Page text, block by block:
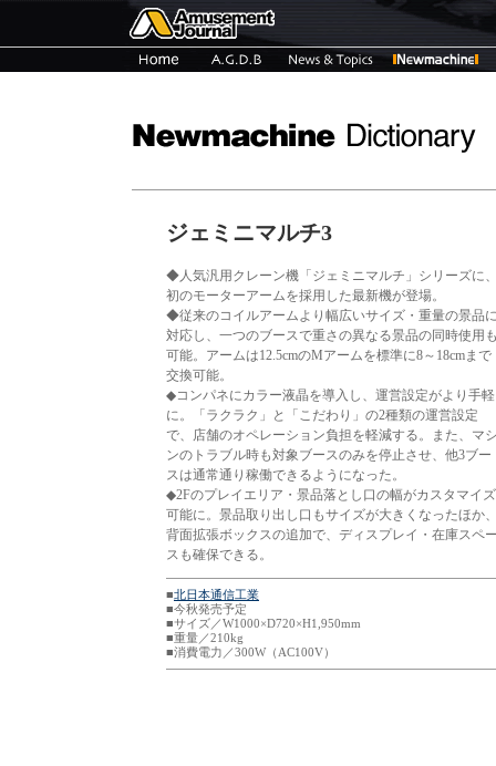
ジェミニマルチ3
◆人気汎用クレーン機「ジェミニマルチ」シリーズに
初のモーターアームを採用した最新機が登場。
◆従来のコイルアームより幅広いサイズ・重量の景品
対応し、一つのブースで重さの異なる景品の同時使用
可能。アームは12.5cmのMアームを標準に8～18cmまで
交換可能。
◆コンパネにカラー液晶を導入し、運営設定がより手軽
に。「ラクラク」と「こだわり」の2種類の運営設定
で、店舗のオペレーション負担を軽減する。また、マ
ンのトラブル時も対象ブースのみを停止させ、他3ブー
スは通常通り稼働できるようになった。
◆2Fのプレイエリア・景品落とし口の幅がカスタマイズ
可能に。景品取り出し口もサイズが大きくなったほか
背面拡張ボックスの追加で、ディスプレイ・在庫スペ
スも確保できる。
■北日本通信工業
■今秋発売予定
■サイズ／W1000×D720×H1,950mm
■重量／210kg
■消費電力／300W（AC100V）